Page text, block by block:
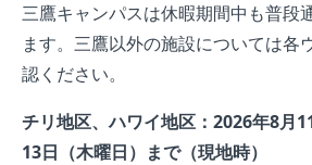
三鷹キャンパスは休暇期間中も普段
ます。三鷹以外の施設については各
認ください。
チリ地区、ハワイ地区：2026年8月
13日（木曜日）まで（現地時）